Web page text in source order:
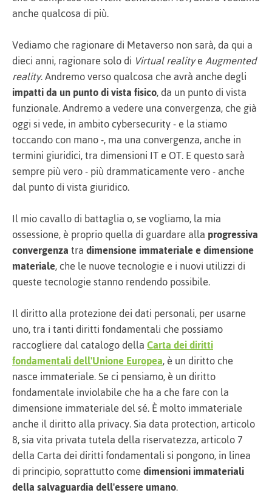
anche qualcosa di più.
Vediamo che ragionare di Metaverso non sarà, da qui a
dieci anni, ragionare solo di Virtual realityeAugmented
reality. Andremo verso qualcosa che avrà anche degli
impatti da un punto di vista fisico, da un punto di vista
funzionale. Andremo a vedere una convergenza, che già
oggi si vede, in ambito cybersecurity - e la stiamo
toccando con mano -, ma una convergenza, anche in
termini giuridici, tra dimensioni IT e OT. E questo sarà
sempre più vero - più drammaticamente vero - anche
dal punto di vista giuridico.
Il mio cavallo di battaglia o, se vogliamo, la mia
ossessione, è proprio quella di guardare allaprogressiva
convergenzatradimensione immateriale e dimensione
materiale, che le nuove tecnologie e i nuovi utilizzi di
queste tecnologie stanno rendendo possibile.
Il diritto alla protezione dei dati personali, per usarne
uno, tra i tanti diritti fondamentali che possiamo
raccogliere dal catalogo dellaCarta dei diritti
fondamentali dell'Unione Europea, è un diritto che
nasce immateriale. Se ci pensiamo, è un diritto
fondamentale inviolabile che ha a che fare con la
dimensione immateriale del sé. È molto immateriale
anche il diritto alla privacy. Sia data protection, articolo
8, sia vita privata tutela della riservatezza, articolo 7
della Carta dei diritti fondamentali si pongono, in linea
di principio, soprattutto comedimensioni immateriali
della salvaguardia dell'essere umano.